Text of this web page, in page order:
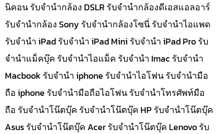
นิคอน รับจำนำกล้อง DSLR รับจำนำกล้องดีเอสแอลอาร์
รับจำนำกล้อง Sony รับจำนำกล้องโซนี่ รับจำนำไอแพด
รับจำนำ iPad รับจำนำ iPad Mini รับจำนำ iPad Pro รับ
จำนำแม็คบุ๊ค รับจำนำไอแม็ค รับจำนำ Imac รับจำนำ
Macbook รับจำนำ iphone รับจำนำไอโฟน รับจำนำมือ
ถือ iphone รับจำนำมือถือไอโฟน รับจำนำโทรศัพท์มือ
ถือ รับจำนำโน๊ตบุ๊ค รับจำนำโน๊ตบุ๊ค HP รับจำนำโน๊ตบุ๊ค
Asus รับจำนำโน๊ตบุ๊ค Acer รับจำนำโน๊ตบุ๊ค Lenovo รับ